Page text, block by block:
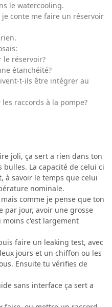
le watercooling.
conte me faire un réservoir
le réservoir?
étanchéité?
t-ils être intégrer au
raccords à la pompe?
joli, ça sert a rien dans ton
La capacité de celui ci
savoir le temps que celui
nominale.
comme je pense que ton
par jour, avoir une grosse
c'est largement
faire un leaking test, avec
jours et un chiffon ou les
Ensuite tu vérifies de
sans interface ça sert a